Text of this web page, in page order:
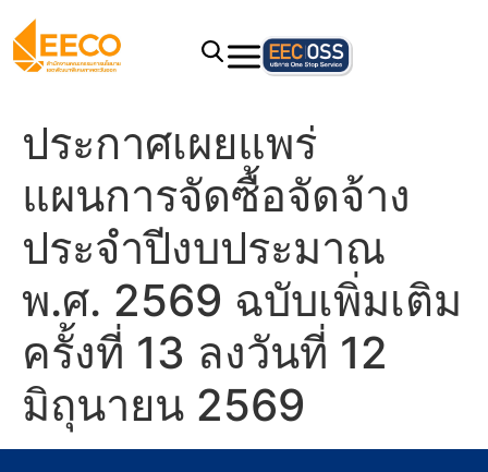
ประกาศเผยแพร่
แผนการจัดซื้อจัดจ้าง
ประจำปีงบประมาณ
พ.ศ. 2569 ฉบับเพิ่มเติม
ครั้งที่ 13 ลงวันที่ 12
มิถุนายน 2569